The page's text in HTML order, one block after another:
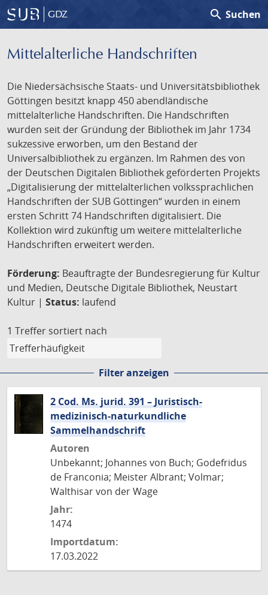
GDZ search Suchen
Mittelalterliche Handschriften
Die Niedersächsische Staats- und Universitätsbibliothek
Göttingen besitzt knapp 450 abendländische
mittelalterliche Handschriften. Die Handschriften
wurden seit der Gründung der Bibliothek im Jahr 1734
sukzessive erworben, um den Bestand der
Universalbibliothek zu ergänzen. Im Rahmen des von
der Deutschen Digitalen Bibliothek geförderten Projekts
„Digitalisierung der mittelalterlichen volkssprachlichen
Handschriften der SUB Göttingen“ wurden in einem
ersten Schritt 74 Handschriften digitalisiert. Die
Kollektion wird zukünftig um weitere mittelalterliche
Handschriften erweitert werden.
Förderung: Beauftragte der Bundesregierung für Kultur
und Medien, Deutsche Digitale Bibliothek, Neustart
Kultur | Status: laufend
1 Treffer sortiert nach
Filter anzeigen
2 Cod. Ms. jurid. 391 – Juristisch-
medizinisch-naturkundliche
Sammelhandschrift
Autoren
Unbekannt; Johannes von Buch; Godefridus
de Franconia; Meister Albrant; Volmar;
Walthisar von der Wage
Jahr:
1474
Importdatum:
17.03.2022